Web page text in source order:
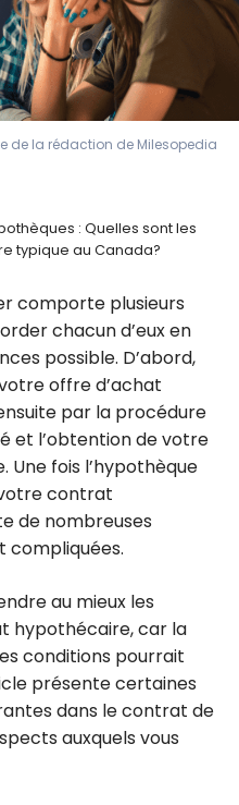
de la rédaction de Milesopedia
: Quelles sont les
typique au Canada?
comporte plusieurs
chacun d’eux en
possible. D’abord,
offre d’achat
par la procédure
et l’obtention de votre
fois l’hypothèque
contrat
de nombreuses
compliquées.
au mieux les
hypothécaire, car la
conditions pourrait
présente certaines
dans le contrat de
auxquels vous